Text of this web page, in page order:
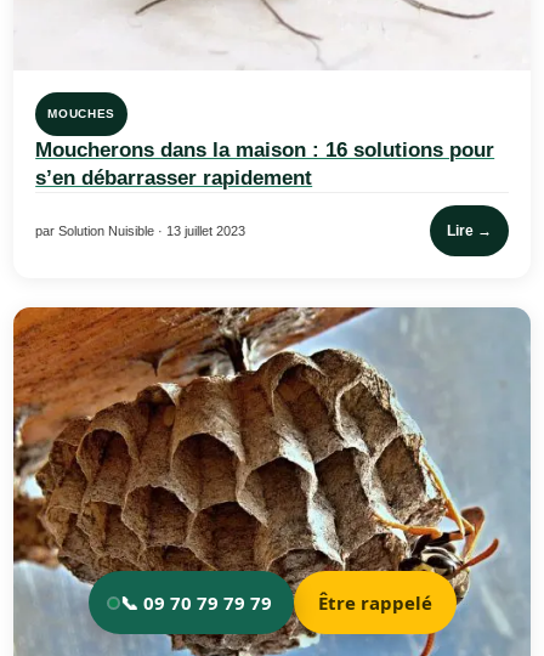
MOUCHES
Moucherons dans la maison : 16 solutions pour
s’en débarrasser rapidement
par Solution Nuisible · 13 juillet 2023 Lire →